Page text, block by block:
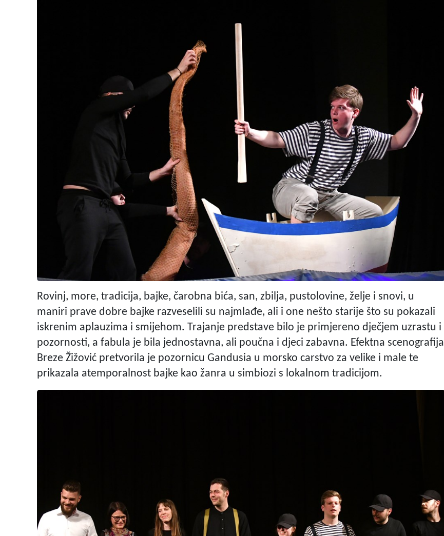
Rovinj, more, tradicija, bajke, čarobna bića, san, zbilja, pustolovine, želje i snovi, u
maniri prave dobre bajke razveselili su najmlađe, ali i one nešto starije što su pokazali
iskrenim aplauzima i smijehom. Trajanje predstave bilo je primjereno dječjem uzrastu i
pozornosti, a fabula je bila jednostavna, ali poučna i djeci zabavna. Efektna scenografija
Breze Žižović pretvorila je pozornicu Gandusia u morsko carstvo za velike i male te
prikazala atemporalnost bajke kao žanra u simbiozi s lokalnom tradicijom.